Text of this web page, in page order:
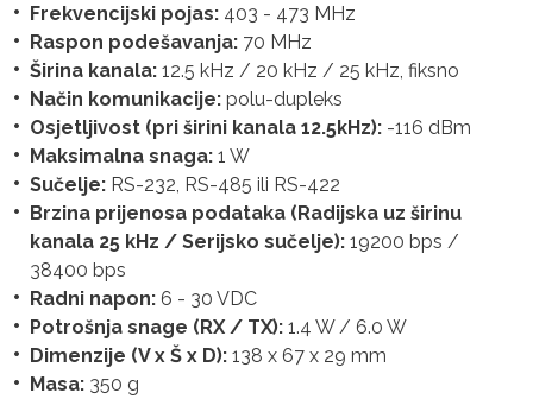
Frekvencijski pojas: 403 - 473 MHz
Raspon podešavanja: 70 MHz
Širina kanala: 12.5 kHz / 20 kHz / 25 kHz, fiksno
Način komunikacije: polu-dupleks
Osjetljivost (pri širini kanala 12.5kHz): -116 dBm
Maksimalna snaga: 1 W
Sučelje: RS-232, RS-485 ili RS-422
Brzina prijenosa podataka (Radijska uz širinu
kanala 25 kHz / Serijsko sučelje): 19200 bps /
38400 bps
Radni napon: 6 - 30 VDC
Potrošnja snage (RX / TX): 1.4 W / 6.0 W
Dimenzije (V x Š x D): 138 x 67 x 29 mm
Masa: 350 g